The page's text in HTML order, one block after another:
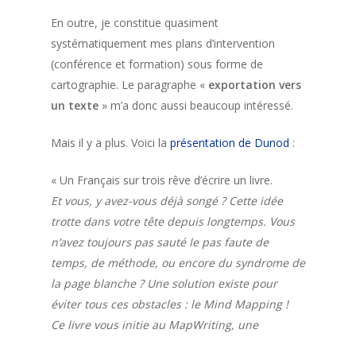
En outre, je constitue quasiment
systématiquement mes plans d’intervention
(conférence et formation) sous forme de
cartographie. Le paragraphe « exportation vers
un texte » m’a donc aussi beaucoup intéressé.
Mais il y a plus. Voici la présentation de Dunod :
« Un Français sur trois rêve d’écrire un livre.
Et vous, y avez-vous déjà songé ? Cette idée
trotte dans votre tête depuis longtemps. Vous
n’avez toujours pas sauté le pas faute de
temps, de méthode, ou encore du syndrome de
la page blanche ? Une solution existe pour
éviter tous ces obstacles : le Mind Mapping !
Ce livre vous initie au MapWriting, une